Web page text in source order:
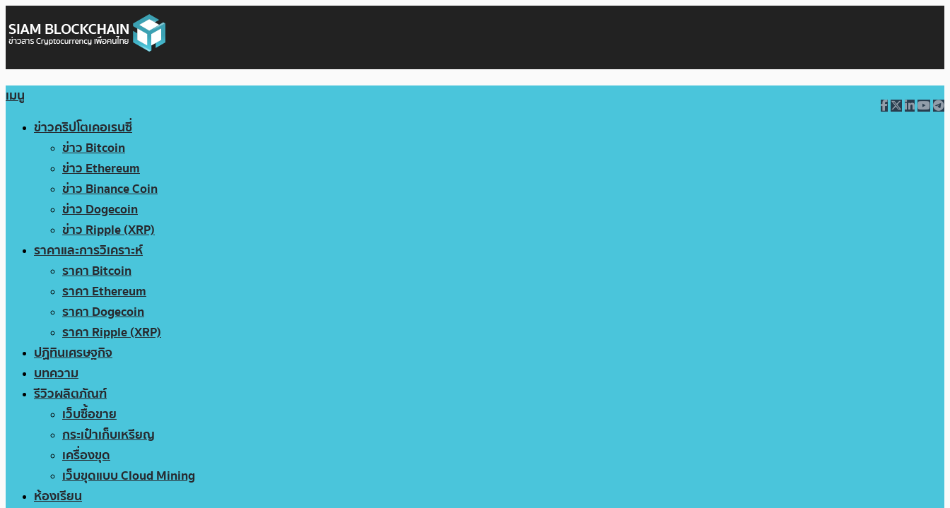
เมนู
ข่าวคริปโตเคอเรนซี่
ข่าว Bitcoin
ข่าว Ethereum
ข่าว Binance Coin
ข่าว Dogecoin
ข่าว Ripple (XRP)
ราคาและการวิเคราะห์
ราคา Bitcoin
ราคา Ethereum
ราคา Dogecoin
ราคา Ripple (XRP)
ปฏิทินเศรษฐกิจ
บทความ
รีวิวผลิตภัณฑ์
เว็บซื้อขาย
กระเป๋าเก็บเหรียญ
เครื่องขุด
เว็บขุดแบบ Cloud Mining
ห้องเรียน